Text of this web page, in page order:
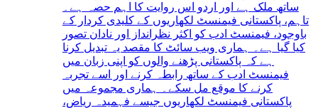
ساتھ ملک ہے اور اردو اس روایت کا اہم حصہ ہے۔
تاہم، پاکستانی فیمنسٹ لکھاریوں کے کلیدی کردار کے
باوجود، فیمنسٹ ادب کو اکثر نظرانداز اور نادان تصور
کیا گیا ہے۔ ہماری ویب سائٹ کا مقصد یہ تبدیل کرنا
ہے کہ پاکستانی پڑھنے والوں کو اپنی زبان میں
فیمنسٹ ادب کے ساتھ رابطہ کرنے اور اسے تجربہ
کرنے کا موقع مل سکے۔ ہماری مجموعہ میں
پاکستانی فیمنسٹ لکھاریوں جیسے فہمیدہ ریاض،